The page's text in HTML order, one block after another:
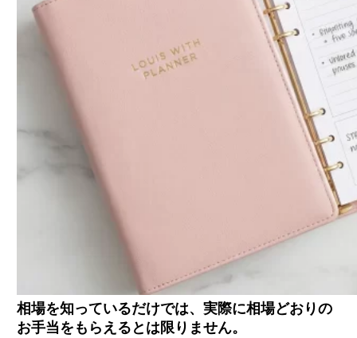
相場を知っているだけでは、実際に相場どおりの
お手当をもらえるとは限りません。